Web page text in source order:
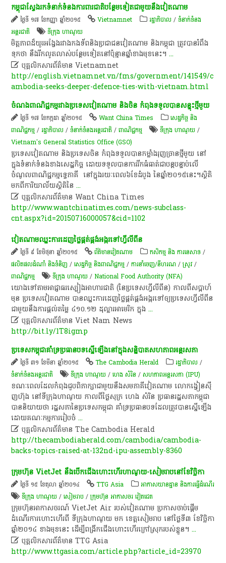
កម្ពុជា​ស្វែងរក​ទំនាក់ទំនង​ការពារ​ជាតិ​ប​ន្ថែម​ទៀត​ជាមួយនឹង​វៀតណាម​
ថ្ងៃទី ១៧ ខែកញ្ញា ឆ្នាំ២០១៥ Vietnamnet រដ្ឋាភិបាល /ទំនាក់ទំនង
អន្តរជាតិ
ទីក្រុង ហាណូយ
មិត្តភាព​ដ៏​យូរអង្វែង​រវាង​កងទ័ព​និង​ប្រជាជន​វៀតណាម​ និង​កម្ពុជា​ ត្រូវ​បាន​រំពឹង​
ទុក​ថា​ នឹង​រីក​លូតលាស់​បន្ថែម​ទៀត​នៅ​ប៉ុន្មាន​ឆ្នាំ​ខាង​មុខ​នេះ​។​​...
 បុគ្គលិកសារព័ត៌មាន Vietnamnet
http://english.vietnamnet.vn/fms/government/141549/c
ambodia-seeks-deeper-defence-ties-with-vietnam.html
ចំណង​ពាណិជ្ជកម្ម​រវាង​ប្រទេស​វៀតណាម​ និង​ចិន​ កំពុង​ទទួល​បាន​សន្ទុះ​ថ្មី​មួយ​
ថ្ងៃទី ១៧ ខែកក្កដា ឆ្នាំ២០១៥ Want China Times
សេដ្ឋកិច្ច និង
ពាណិជ្ជកម្ម /រដ្ឋាភិបាល /ទំនាក់ទំនងអន្តរជាតិ /ពាណិជ្ជកម្ម ទីក្រុង ហាណូយ /
Vietnam's General Statistics Office (GSO)
ប្រទេស​វៀតណាម​ និង​ប្រទេស​ចិន​ កំពុង​ទទួលបានកម្លាំង​រុញច្រាន​ថ្មី​មួយ​ នៅ​
ក្នុង​ទំនាក់​ទំនង​ខាង​សេដ្ឋកិច្ច​ ដោយ​ទទួល​បានការ​រីក​ធំធាត់​ជា​បន្តបន្ទាប់​លើ​
ចំណូល​ពាណិជ្ជកម្ម​ទ្វេ​ភាគី ​ នៅ​ក្នុង​រយៈពេល​៦​ខែ​ដំបូង​ នៃ​ឆ្នាំ​២០១៥​នេះ​។​ស្ថិតិ ​
មក​ពី​ការិយាល័យ​ស្ថិតិ​នៃ...
 បុគ្គលិកសារព័ត៌មាន Want​ China Times
http://www.wantchinatimes.com/news-subclass-
cnt.aspx?id=20150716000057&cid=1102
វៀតណាម​ឈ្នះ​ការ​ដេញថ្លៃ​ផ្គត់ផ្គង់​អង្ករ​ទៅហ្វី​លី​ពី​ន​
ថ្ងៃទី ៩ ខែមិថុនា ឆ្នាំ២០១៥ ព័ត៌មាន​វៀតណាម កសិកម្ម​ និង​ ការ​នេ​សាទ​ /
ផលិតផលដំណាំ និងទំនិញ /សេដ្ឋកិច្ច និងពាណិជ្ជកម្ម /ការនាំចេញ/នីហរណ /​ស្រូវ​ /
ពាណិជ្ជកម្ម
ទីក្រុង ហាណូយ /National Food Authority (NFA)
យោងទៅ​តាម​អាជ្ញាធរ​ស្បៀងអាហារ​ជាតិ​ (​នៃ​ប្រទេស​ហ្វី​លី​ពី​ន​)​ កាលពី​ស​ប្តា​ហ៍​
មុន​ ប្រទេស​វៀតណាម​ បាន​ឈ្នះ​ការ​ដេញថ្លៃ​ផ្គត់ផ្គង់​អង្ករ​ទៅ​ឲ្យ​ប្រទេស​ហ្វី​លី​ពី​ន​
ជាមួយ​នឹង​ការ​ផ្តល់​តម្លៃ​ ៤១០.១២​ ដុល្លារ​អា​មេ​រិ​ក​ ក្នុង...
 បុគ្គលិកសារព័ត៌មាន Viet Nam News
http://bit.ly/1T8igmp
ប្រទេស​កម្ពុជា​គាំទ្រ​ប្រធានបទ​ស្នើ​ឡើង​នៅ​ក្នុង​សន្និបាត​សហភាព​អន្តរ​សភា​
ថ្ងៃទី ៣១ ខែមីនា ឆ្នាំ២០១៥ The Cambodia Herald រដ្ឋាភិបាល /
ទំនាក់ទំនងអន្តរជាតិ
ទីក្រុង ហាណូយ /ហេង សំរិន /សហភាព​អន្តរ​សភា (IPU)
ខណៈពេល​ដែល​កំពុង​ជួប​ពិភាក្សា​ជាមួយនឹង​សម​ភាគី​វៀតណាម​ លោក​ង្វៀ​ន​ស៊ី​
ញ​ហ៊ុ​ង​ នៅ​ទីក្រុង​ហាណូយ​ កាលពី​ថ្ងៃ​សុក្រ​ ហេង​ សំ​រិ​ន​ ប្រធានរដ្ឋសភា​កម្ពុជា​
បាន​និយាយ​ថា​ រដ្ឋសភា​នៃ​ប្រទេស​កម្ពុជា​ គាំទ្រ​ប្រធានបទ​ដែល​ត្រូវ​បាន​ស្នើ​ឡើង​
ដោយ​គណៈកម្មការ​រៀបចំ...
 បុគ្គលិកសារព័ត៌មាន The Cambodia Herald
http://thecambodiaherald.com/cambodia/cambodia-
backs-topics-raised-at-132nd-ipu-assembly-8360
ក្រុម​​ហ៊ុន VietJet នឹង​បើក​​ជើង​​ហោះ​ហើរហា​​​ណូយ​​-សៀម​​​រាប​​​នៅខែ​​​វិច្ឆិកា
ថ្ងៃទី ១៥ ខែតុលា ឆ្នាំ២០១៤ TTG Asia
អាកាសយានដ្ឋាន និងការធ្វើដំណើរ
ទីក្រុង ហាណូយ /សៀមរាប /ក្រុមហ៊ុន អាកាសចរ វៀតជេត
ក្រុម​ហ៊ុន​អាកាស​ចរណ៍ VietJet Air ​របស់​វៀតណាម ប្រកាស​ចាប់​ផ្តើម​
ដំណើរ​ការ​ហោះ​ហើរ​ពី ទីក្រុង​ហាណូយ មក ខេត្ត​សៀមរាប នៅថ្ងៃ​​ទី​​៣ ខែ​វិច្ឆិកា
ឆ្នាំ​​២០១៤ ខាង​មុខ​នេះ ដើម្បី​ពង្រីក​ជើង​ហោះ​ហើរ​ក្រៅ​ស្រុក​របស់​ខ្លួន​។...
 បុគ្គលិកសារព័ត៌មាន TTG Asia
http://www.ttgasia.com/article.php?article_id=23970